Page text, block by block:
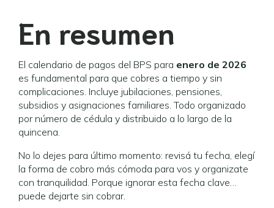
En resumen
El calendario de pagos del BPS para enero de 2026
es fundamental para que cobres a tiempo y sin
complicaciones. Incluye jubilaciones, pensiones,
subsidios y asignaciones familiares. Todo organizado
por número de cédula y distribuido a lo largo de la
quincena.
No lo dejes para último momento: revisá tu fecha, elegí
la forma de cobro más cómoda para vos y organizate
con tranquilidad. Porque ignorar esta fecha clave…
puede dejarte sin cobrar.